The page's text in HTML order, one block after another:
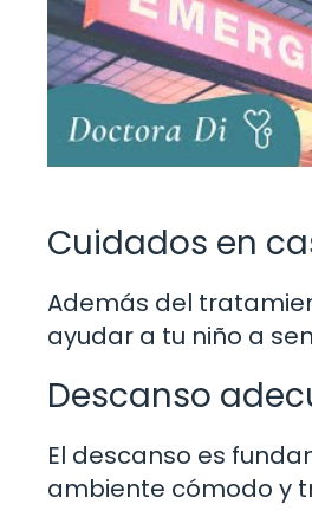
Cuidados en
Además del
ayudar a tu niño a
Descanso
El descanso es
ambiente cómodo y